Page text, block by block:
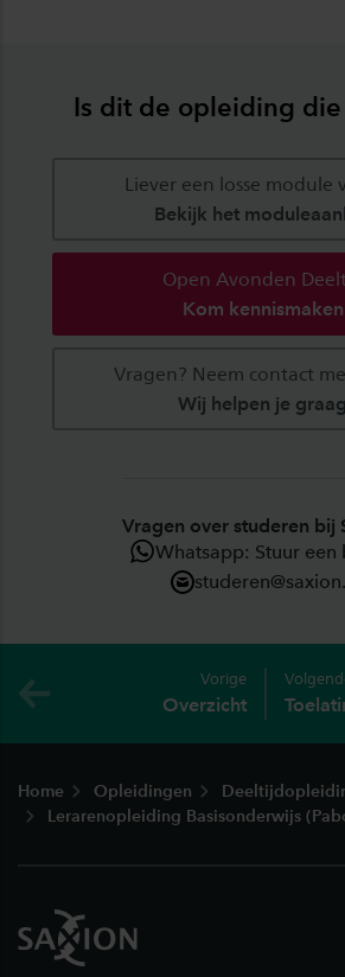
Is dit de opleiding
Liever een losse module
Bekijk het
Open Avonden
Kom
Vragen? Neem contact
Wij helpen je
Vragen over studeren bij
Whatsapp: Stuur een
Vorige
Overzicht
Home Opleidingen
Lerarenopleiding Basisonderwijs